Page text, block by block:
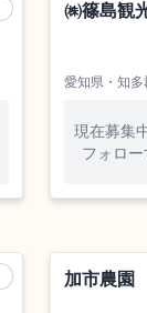
㈱篠島観
愛知県・知
現在募集
フォロ
加市農園